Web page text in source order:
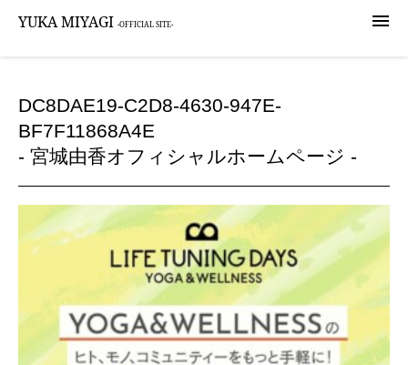

YUKA MIYAGI -OFFICIAL SITE-
DC8DAE19-C2D8-4630-947E-
BF7F11868A4E
- 宮城由香オフィシャルホームページ -